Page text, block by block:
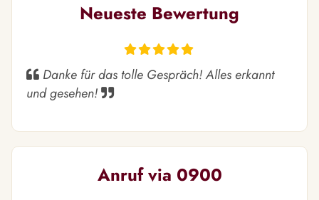
Neueste Bewertung
Danke für das tolle Gespräch! Alles erkannt
und gesehen!
Anruf via 0900